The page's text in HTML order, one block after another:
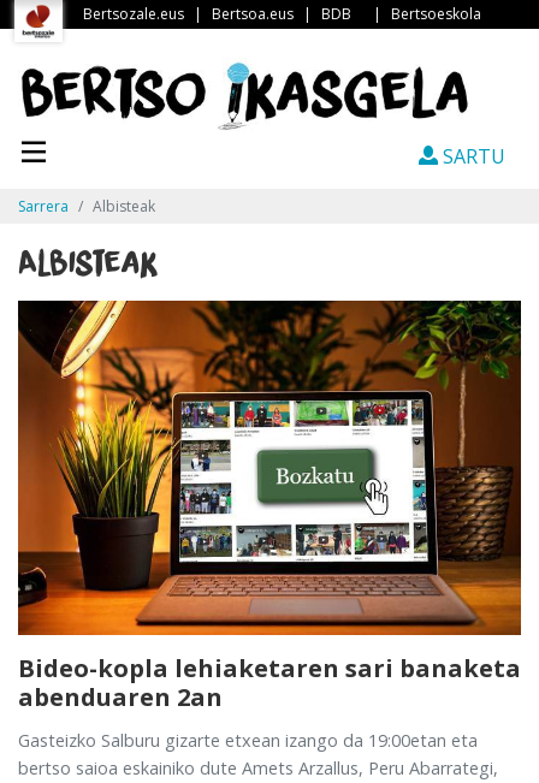
Bertsozale.eus | Bertsoa.eus | BDB | Bertsoeskola
SARTU
Sarrera Albisteak
Albisteak
Bideo-kopla lehiaketaren sari banaketa
abenduaren 2an
Gasteizko Salburu gizarte etxean izango da 19:00etan eta
bertso saioa eskainiko dute Amets Arzallus, Peru Abarrategi,